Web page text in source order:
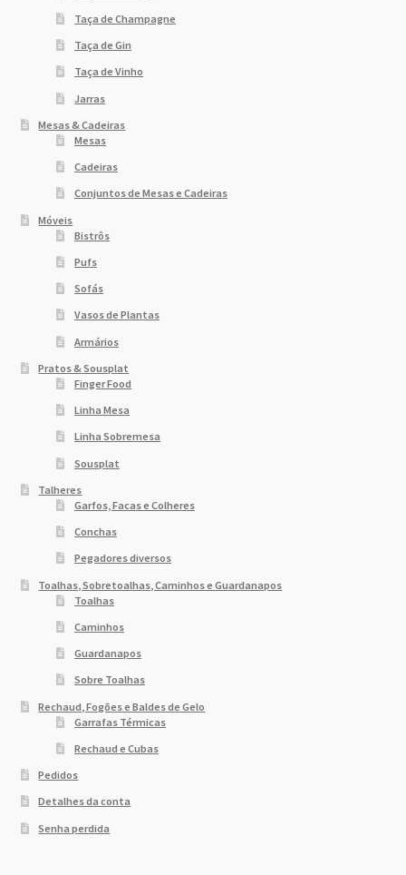
Taça de Champagne
Taça de Gin
Taça de Vinho
Jarras
Mesas & Cadeiras
Mesas
Cadeiras
Conjuntos de Mesas e Cadeiras
Móveis
Bistrôs
Pufs
Sofás
Vasos de Plantas
Armários
Pratos & Sousplat
Finger Food
Linha Mesa
Linha Sobremesa
Sousplat
Talheres
Garfos, Facas e Colheres
Conchas
Pegadores diversos
Toalhas, Sobretoalhas, Caminhos e Guardanapos
Toalhas
Caminhos
Guardanapos
Sobre Toalhas
Rechaud, Fogões e Baldes de Gelo
Garrafas Térmicas
Rechaud e Cubas
Pedidos
Detalhes da conta
Senha perdida